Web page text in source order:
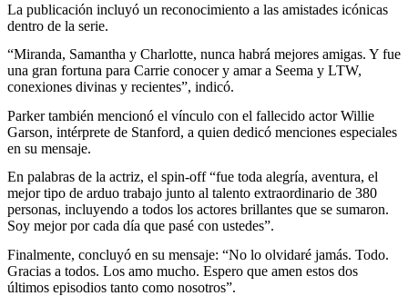
La publicación incluyó un reconocimiento a las amistades icónicas
dentro de la serie.
“Miranda, Samantha y Charlotte, nunca habrá mejores amigas. Y fue
una gran fortuna para Carrie conocer y amar a Seema y LTW,
conexiones divinas y recientes”, indicó.
Parker también mencionó el vínculo con el fallecido actor Willie
Garson, intérprete de Stanford, a quien dedicó menciones especiales
en su mensaje.
En palabras de la actriz, el spin-off “fue toda alegría, aventura, el
mejor tipo de arduo trabajo junto al talento extraordinario de 380
personas, incluyendo a todos los actores brillantes que se sumaron.
Soy mejor por cada día que pasé con ustedes”.
Finalmente, concluyó en su mensaje: “No lo olvidaré jamás. Todo.
Gracias a todos. Los amo mucho. Espero que amen estos dos
últimos episodios tanto como nosotros”.